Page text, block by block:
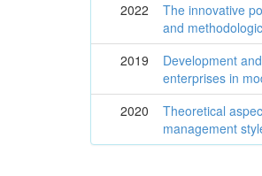
2022
The innovative
and
2019
Development
enterprises in
2020
Theoretical
management